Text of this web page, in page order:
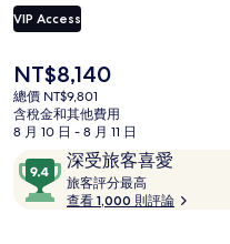
集VIP Access
目
前
的
價
是
NT$8,140
NT$8,140
總價 NT$9,801
含稅金和其他費用
8 月 10 日 - 8 月 11 日
評
論
深受旅客喜愛
9.4
分，
滿
旅客評分最高
客
查看 1,000 則評論